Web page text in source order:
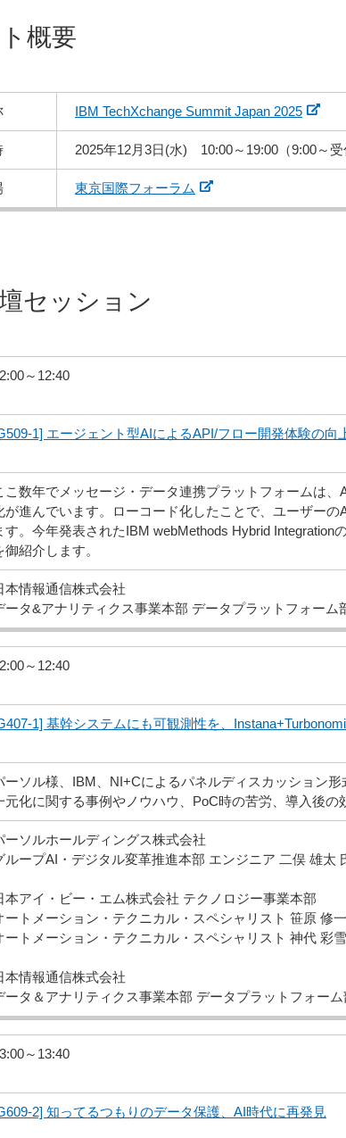
概要
IBM TechXchange Summit Japan 2025
2025年12月3日(水) 10:00～19:00（9:00～受
東京国際フォーラム
セッション
～12:40
1] エージェント型AIによるAPI/フロー開発体験の向
こ数年でメッセージ・データ連携プラットフォームは
が進んでいます。ローコード化したことで、ユーザー
す。今年発表されたIBM webMethods Hybrid
御紹介します。
本情報通信株式会社
ータ&アナリティクス事業本部 データプラットフォー
～12:40
1] 基幹システムにも可観測性を、
ーソル様、IBM、NI+Cによるパネルディスカッション
元化に関する事例やノウハウ、PoC時の苦労、導入後の
ーソルホールディングス株式会社
ループAI・デジタル変革推進本部 エンジニア 二俣 雄太
本アイ・ビー・エム株式会社 テクノロジー事業本部
ートメーション・テクニカル・スペシャリスト 笹原 修
ートメーション・テクニカル・スペシャリスト 神代 彩
本情報通信株式会社
ータ＆アナリティクス事業本部 データプラットフォー
～13:40
2] 知ってるつもりのデータ保護、AI時代に再発見